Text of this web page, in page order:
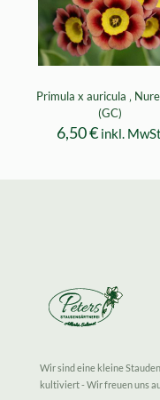
Primula x auricula ‚
(GC)
6,50€ inkl.
Wir sind eine kleine
kultiviert - Wir freuen uns